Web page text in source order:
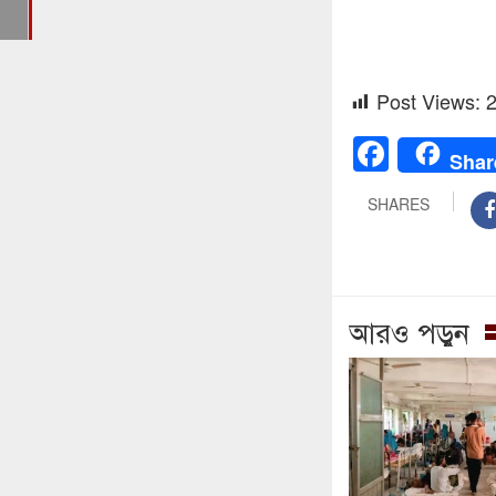
Post Views:
SHARES
আরও পড়ুন